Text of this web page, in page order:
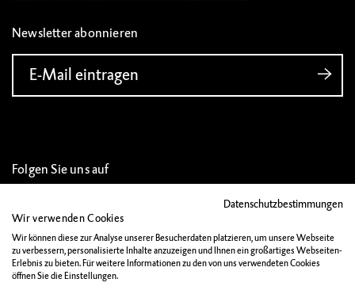
Newsletter abonnieren
E-Mail eintragen
Folgen Sie uns auf
IMPRESSUM
Datenschutzbestimmungen
Wir verwenden Cookies
Wir können diese zur Analyse unserer Besucherdaten platzieren, um unsere Webseite
zu verbessern, personalisierte Inhalte anzuzeigen und Ihnen ein großartiges Webseiten-
Erlebnis zu bieten. Für weitere Informationen zu den von uns verwendeten Cookies
öffnen Sie die Einstellungen.